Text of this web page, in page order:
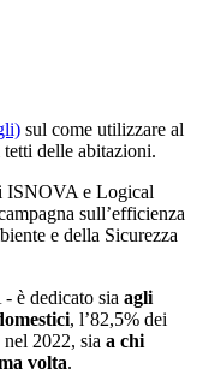
sul come utilizzare al
delle abitazioni.
ISNOVA e Logical
sull’efficienza
e della Sicurezza
è dedicato sia agli
, l’82,5% dei
2022, sia a chi
volta.